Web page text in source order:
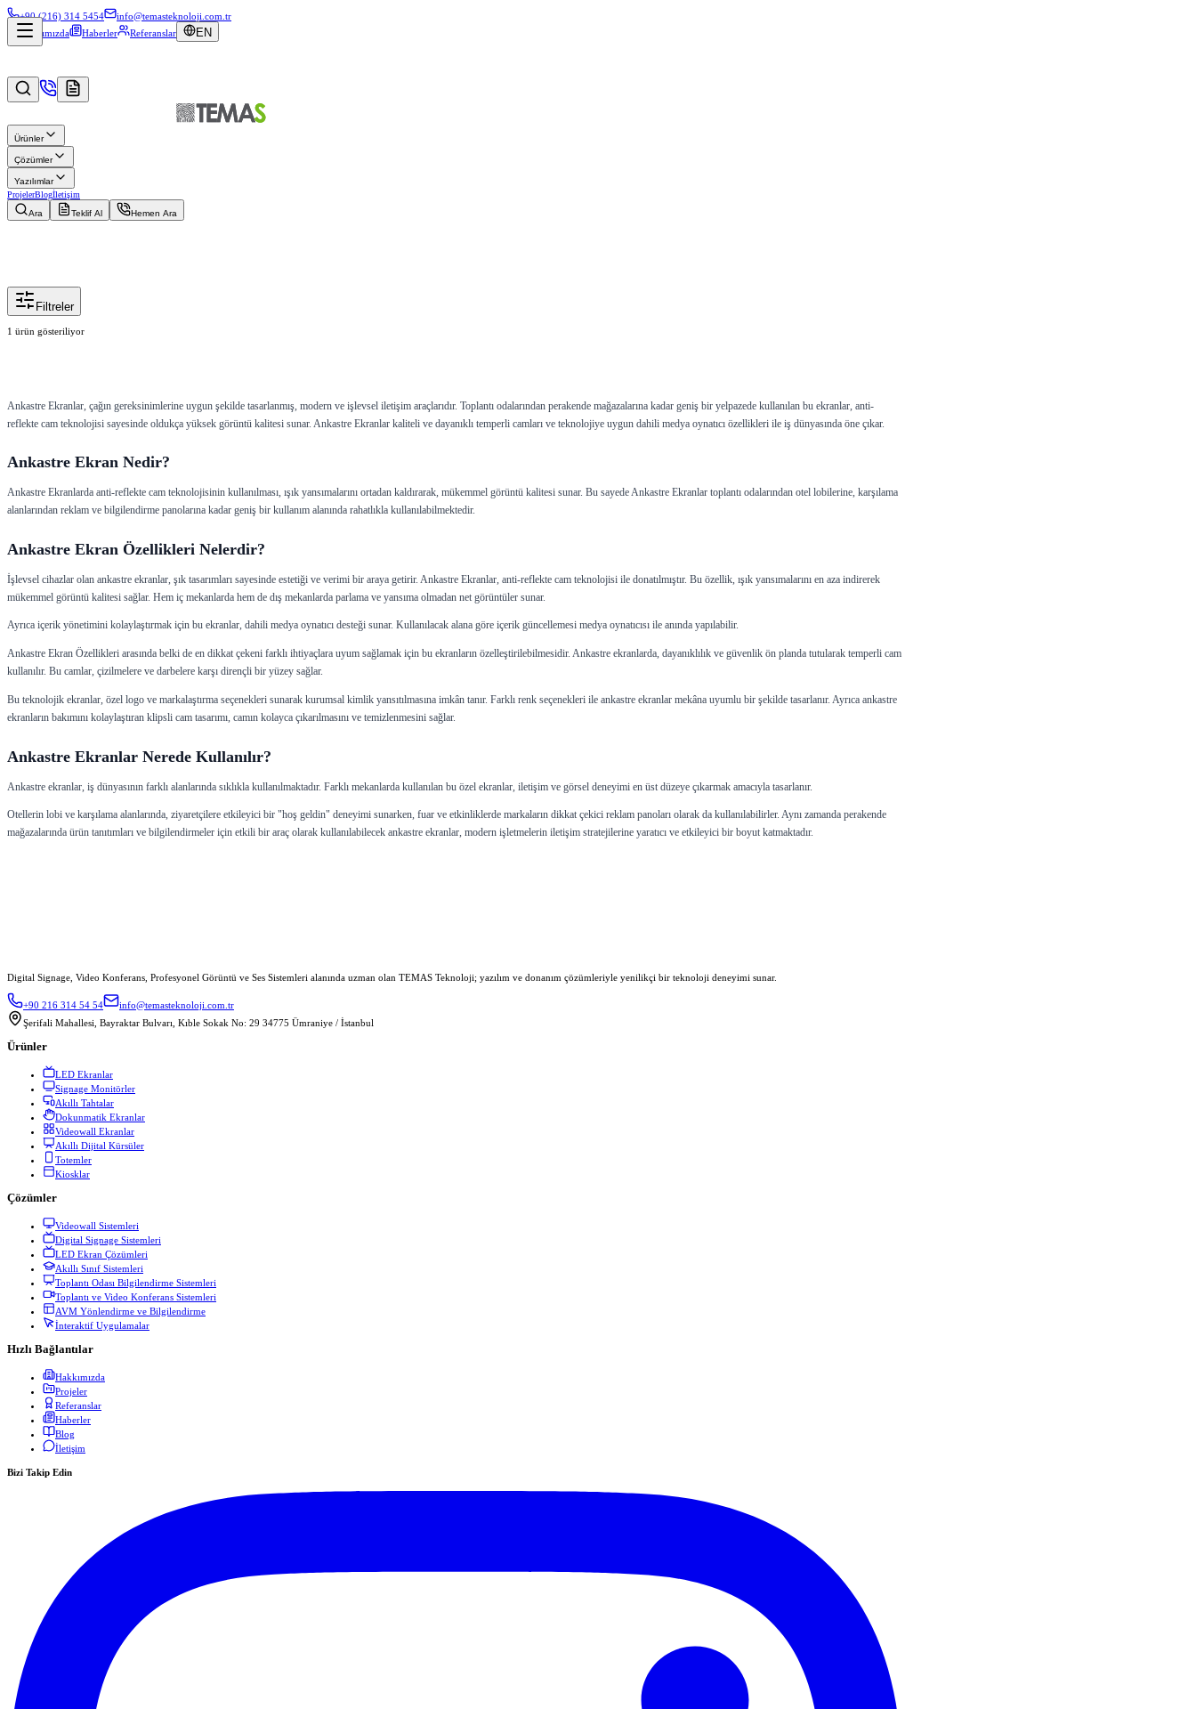
+90 (216) 314 5454
info@temasteknoloji.com.tr
Hakkımızda
Haberler Referanslar EN
Ürünler
Çözümler
Yazılımlar
ProjelerBlogİletişim
Ara
Teklif Al Hemen Ara
Filtreler
1 ürün gösteriliyor
Detay
Ankastre Ekranlar, çağın gereksinimlerine uygun şekilde tasarlanmış, modern ve işlevsel iletişim araçlarıdır. Toplantı odalarından perakende mağazalarına kadar geniş bir yelpazede kullanılan bu ekranlar, anti-
reflekte cam teknolojisi sayesinde oldukça yüksek görüntü kalitesi sunar. Ankastre Ekranlar kaliteli ve dayanıklı temperli camları ve teknolojiye uygun dahili medya oynatıcı özellikleri ile iş dünyasında öne çıkar.
Ankastre Ekran Nedir?
Ankastre Ekranlarda anti-reflekte cam teknolojisinin kullanılması, ışık yansımalarını ortadan kaldırarak, mükemmel görüntü kalitesi sunar. Bu sayede Ankastre Ekranlar toplantı odalarından otel lobilerine, karşılama
alanlarından reklam ve bilgilendirme panolarına kadar geniş bir kullanım alanında rahatlıkla kullanılabilmektedir.
Ankastre Ekran Özellikleri Nelerdir?
İşlevsel cihazlar olan ankastre ekranlar, şık tasarımları sayesinde estetiği ve verimi bir araya getirir. Ankastre Ekranlar, anti-reflekte cam teknolojisi ile donatılmıştır. Bu özellik, ışık yansımalarını en aza indirerek
mükemmel görüntü kalitesi sağlar. Hem iç mekanlarda hem de dış mekanlarda parlama ve yansıma olmadan net görüntüler sunar.
Ayrıca içerik yönetimini kolaylaştırmak için bu ekranlar, dahili medya oynatıcı desteği sunar. Kullanılacak alana göre içerik güncellemesi medya oynatıcısı ile anında yapılabilir.
Ankastre Ekran Özellikleri arasında belki de en dikkat çekeni farklı ihtiyaçlara uyum sağlamak için bu ekranların özelleştirilebilmesidir. Ankastre ekranlarda, dayanıklılık ve güvenlik ön planda tutularak temperli cam
kullanılır. Bu camlar, çizilmelere ve darbelere karşı dirençli bir yüzey sağlar.
Bu teknolojik ekranlar, özel logo ve markalaştırma seçenekleri sunarak kurumsal kimlik yansıtılmasına imkân tanır. Farklı renk seçenekleri ile ankastre ekranlar mekâna uyumlu bir şekilde tasarlanır. Ayrıca ankastre
ekranların bakımını kolaylaştıran klipsli cam tasarımı, camın kolayca çıkarılmasını ve temizlenmesini sağlar.
Ankastre Ekranlar Nerede Kullanılır?
Ankastre ekranlar, iş dünyasının farklı alanlarında sıklıkla kullanılmaktadır. Farklı mekanlarda kullanılan bu özel ekranlar, iletişim ve görsel deneyimi en üst düzeye çıkarmak amacıyla tasarlanır.
Otellerin lobi ve karşılama alanlarında, ziyaretçilere etkileyici bir "hoş geldin" deneyimi sunarken, fuar ve etkinliklerde markaların dikkat çekici reklam panoları olarak da kullanılabilirler. Aynı zamanda perakende
mağazalarında ürün tanıtımları ve bilgilendirmeler için etkili bir araç olarak kullanılabilecek ankastre ekranlar, modern işletmelerin iletişim stratejilerine yaratıcı ve etkileyici bir boyut katmaktadır.
Digital Signage, Video Konferans, Profesyonel Görüntü ve Ses Sistemleri alanında uzman olan TEMAS Teknoloji; yazılım ve donanım çözümleriyle yenilikçi bir teknoloji deneyimi sunar.
+90 216 314 54 54
info@temasteknoloji.com.tr
Şerifali Mahallesi, Bayraktar Bulvarı, Kıble Sokak No: 29 34775 Ümraniye / İstanbul
Ürünler
LED Ekranlar
Signage Monitörler
Akıllı Tahtalar
Dokunmatik Ekranlar
Videowall Ekranlar
Akıllı Dijital Kürsüler
Totemler
Kiosklar
Çözümler
Videowall Sistemleri
Digital Signage Sistemleri
LED Ekran Çözümleri
Akıllı Sınıf Sistemleri
Toplantı Odası Bilgilendirme Sistemleri
Toplantı ve Video Konferans Sistemleri
AVM Yönlendirme ve Bilgilendirme
İnteraktif Uygulamalar
Hızlı Bağlantılar
Hakkımızda
Projeler
Referanslar
Haberler
Blog
İletişim
Bizi Takip Edin